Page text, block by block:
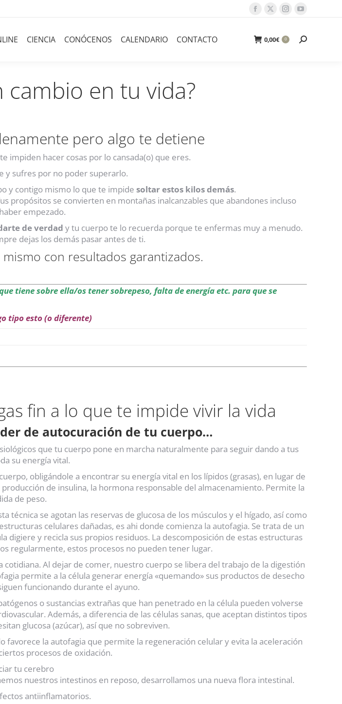
Facebook
opens
X
opens
Instagram
opens
YouTube
opens
CIENCIA CONÓCENOS CALENDARIO CONTACTO 0,00€ 0 Buscar:
cambio en tu vida?
pero algo te detiene
impiden hacer cosas por lo cansada(o) que eres.
y sufres por no poder superarlo.
y contigo mismo lo que te impide soltar estos kilos demás.
propósitos se convierten en montañas inalcanzables que abandones incluso
empezado.
de verdad y tu cuerpo te lo recuerda porque te enfermas muy a menudo.
dejas los demás pasar antes de ti.
con resultados garantizados.
tiene sobre ella/os tener sobrepeso, falta de energía etc. para que se
tipo esto (o diferente)
fin a lo que te impide vivir la vida
de autocuración de tu cuerpo…
que tu cuerpo pone en marcha naturalmente para seguir dando a tus
su energía vital.
obligándole a encontrar su energía vital en los lípidos (grasas), en lugar de
de insulina, la hormona responsable del almacenamiento. Permite la
de peso.
técnica se agotan las reservas de glucosa de los músculos y el hígado, así como
celulares dañadas, es ahi donde comienza la autofagia. Se trata de un
y recicla sus propios residuos. La descomposición de estas estructuras
regularmente, estos procesos no pueden tener lugar.
Al dejar de comer, nuestro cuerpo se libera del trabajo de la digestión
permite a la célula generar energía «quemando» sus productos de desecho
funcionando durante el ayuno.
o sustancias extrañas que han penetrado en la célula pueden volverse
Además, a diferencia de las células sanas, que aceptan distintos tipos
glucosa (azúcar), así que no sobreviven.
favorece la autofagia que permite la regeneración celular y evita la aceleración
procesos de oxidación.
tu cerebro
nuestros intestinos en reposo, desarrollamos una nueva flora intestinal.
antiinflamatorios.